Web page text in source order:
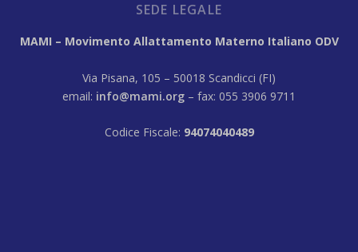
SEDE LEGALE
MAMI – Movimento Allattamento Materno Italiano ODV
Via Pisana, 105 – 50018 Scandicci (FI)
email: info@mami.org – fax: 055 3906 9711
Codice Fiscale: 94074040489